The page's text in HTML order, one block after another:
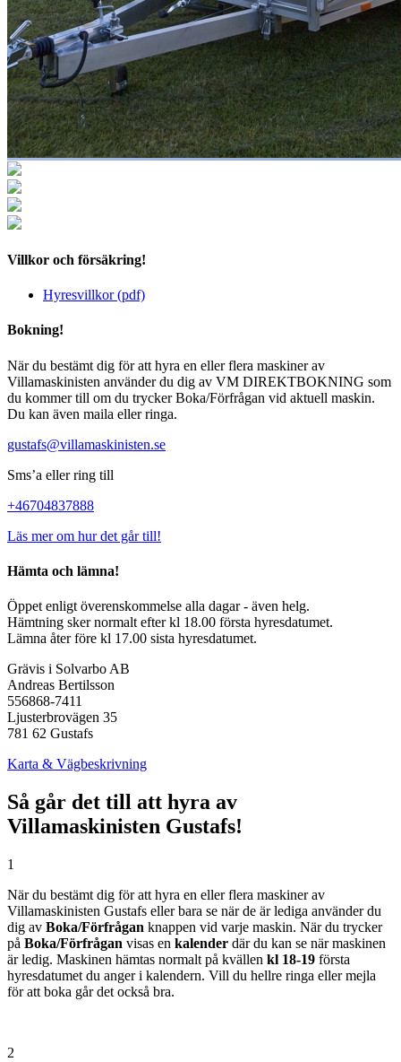
Villkor och försäkring!
Hyresvillkor (pdf)
Bokning!
När du bestämt dig för att hyra en eller flera maskiner av
Villamaskinisten använder du dig av VM DIREKTBOKNING som
du kommer till om du trycker Boka/Förfrågan vid aktuell maskin.
Du kan även maila eller ringa.
gustafs@villamaskinisten.se
Sms’a eller ring till
+46704837888
Läs mer om hur det går till!
Hämta och lämna!
Öppet enligt överenskommelse alla dagar - även helg.
Hämtning sker normalt efter kl 18.00 första hyresdatumet.
Lämna åter före kl 17.00 sista hyresdatumet.
Grävis i Solvarbo AB
Andreas Bertilsson
556868-7411
Ljusterbrovägen 35
781 62 Gustafs
Karta & Vägbeskrivning
Så går det till att hyra av
Villamaskinisten Gustafs!
1
När du bestämt dig för att hyra en eller flera maskiner av
Villamaskinisten Gustafs eller bara se när de är lediga använder du
dig av Boka/Förfrågan knappen vid varje maskin. När du trycker
på Boka/Förfrågan visas en kalender där du kan se när maskinen
är ledig. Maskinen hämtas normalt på kvällen kl 18-19 första
hyresdatumet du anger i kalendern. Vill du hellre ringa eller mejla
för att boka går det också bra.
2